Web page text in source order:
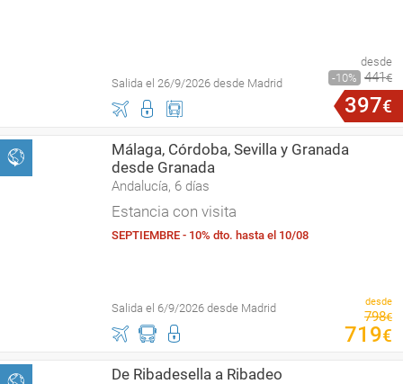
Salida el 26/9/2026 desde Madrid
desde
10
441€
397€
Málaga, Córdoba, Sevilla y Granada
desde Granada
Andalucía, 6 días
Estancia con visita
SEPTIEMBRE - 10% dto. hasta el 10/08
Salida el 6/9/2026 desde Madrid desde
798€
719€
De Ribadesella a Ribadeo